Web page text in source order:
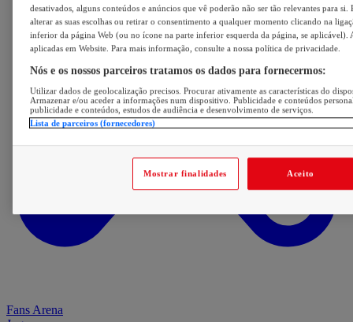
Fans Arena
desativados, alguns conteúdos e anúncios que vê poderão não ser tão relevantes para si.
alterar as suas escolhas ou retirar o consentimento a qualquer momento clicando na
inferior da página Web (ou no ícone na parte inferior esquerda da página, se aplicável).
aplicadas em Website. Para mais informação, consulte a nossa política de privacidade.
Nós e os nossos parceiros tratamos os dados para fornecermos:
Utilizar dados de geolocalização precisos. Procurar ativamente as características do
Armazenar e/ou aceder a informações num dispositivo. Publicidade e conteúdos
publicidade e conteúdos, estudos de audiência e desenvolvimento de serviços.
Lista de parceiros (fornecedores)
Mostrar finalidades Aceito